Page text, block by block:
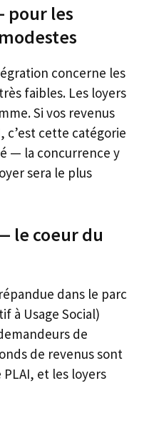
pour les
concerne les
faibles. Les loyers
Si vos revenus
c’est cette catégorie
— la concurrence y
sera le plus
le coeur du
dans le parc
à Usage Social)
de
de revenus sont
et les loyers